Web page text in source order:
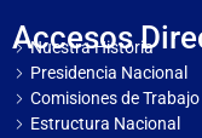
Accesos
Nuestra Historia
Presidencia Nacional
Comisiones de Trabajo
Estructura Nacional